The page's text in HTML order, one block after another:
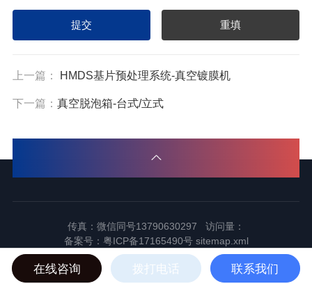
上一篇： HMDS基片预处理系统-真空镀膜机
下一篇： 真空脱泡箱-台式/立式
传真：微信同号13790630297 访问量：
备案号： 粤ICP备17165490号 sitemap.xml
2024东莞市谱标实验器材科技有限公司版权所有
在线咨询 拨打电话 联系我们